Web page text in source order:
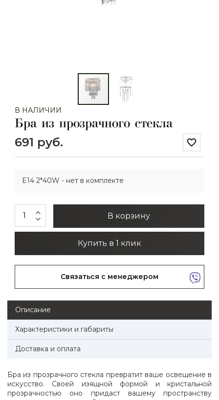
В НАЛИЧИИ
Бра из прозрачного стекла
691 руб. favorite_border
E14 2*40W - нет в комплекте
expand_less
expand_more В корзину
Купить в 1 клик
Связаться с менеджером
Описание
Характеристики и габариты
Доставка и оплата
Бра из прозрачного стекла превратит ваше освещение в
искусство. Своей изящной формой и кристальной
прозрачностью оно придаст вашему пространству